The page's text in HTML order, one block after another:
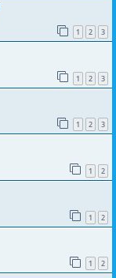
1 2 3
1 2 3
1 2 3
1 2
1 2
1 2